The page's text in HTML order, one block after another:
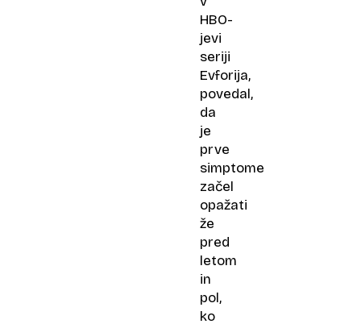
HBO-
jevi
seriji
Evforija,
povedal,
da
je
prve
simptome
začel
opažati
že
pred
letom
in
pol,
ko